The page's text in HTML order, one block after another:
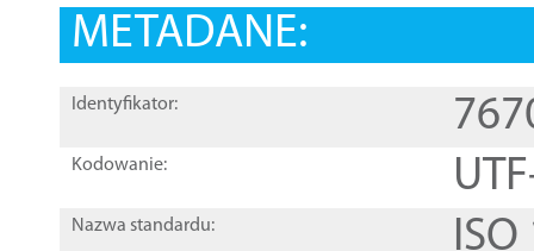
METADANE:
Identyfikator:
Kodowanie:
Nazwa standardu: